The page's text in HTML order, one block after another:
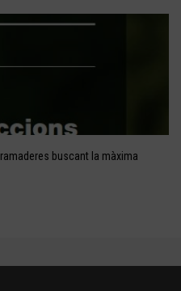
buscant la màxima